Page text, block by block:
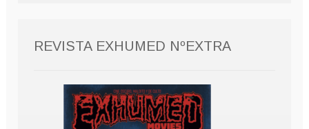
REVISTA EXHUMED NºEXTRA